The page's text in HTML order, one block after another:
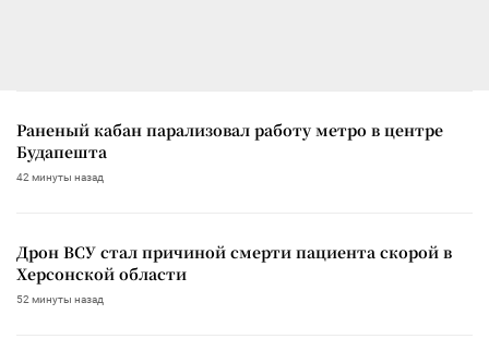
Раненый кабан парализовал работу метро в центре
Будапешта
42 минуты назад
Дрон ВСУ стал причиной смерти пациента скорой в
Херсонской области
52 минуты назад